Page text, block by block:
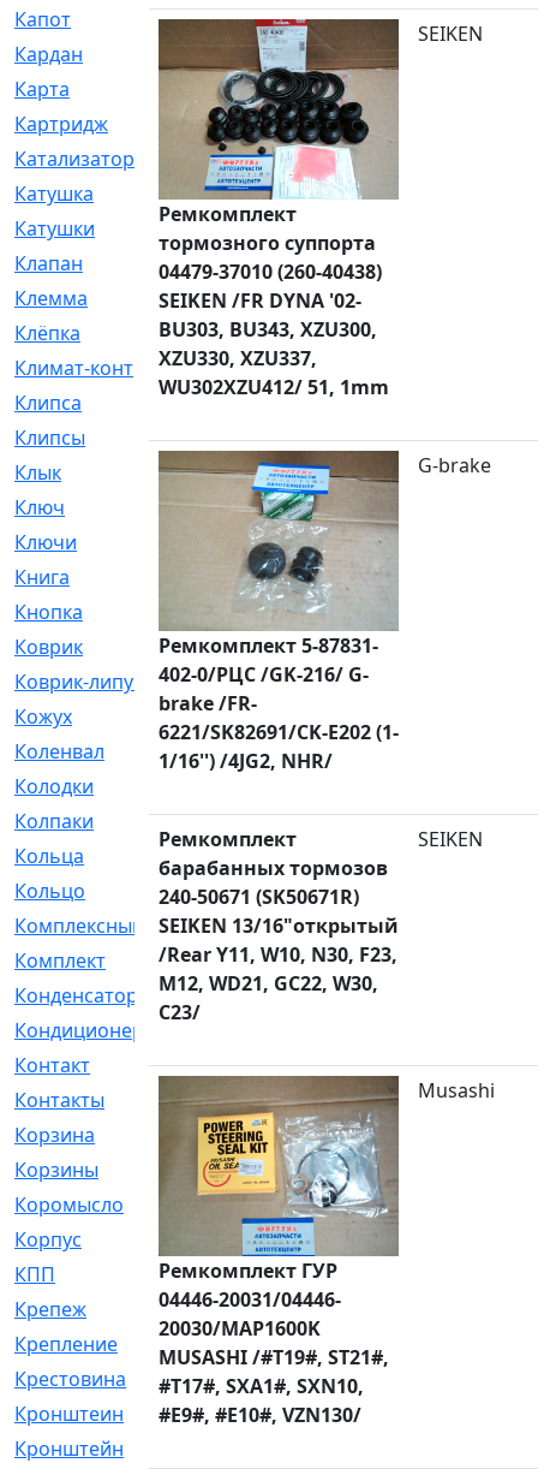
Капот
[144]
Кардан
[131]
Карта
[2]
Картридж
[250]
Катализатор
[1]
Катушка
[2]
Катушки
[291]
Клапан
[375]
Клемма
[5]
Клёпка
[2]
Климат-контроль
[3]
Клипса
[21]
Клипсы
[321]
Клык
[4]
Ключ
[2]
Ключи
[3]
Книга
[293]
Кнопка
[3]
Коврик
[1]
Коврик-липучка
[2]
Кожух
[4]
Коленвал
[38]
Колодки
Колпаки
[5]
Кольца
[1164]
Кольцо
[272]
Комплексный
[1]
Комплект
[196]
Конденсатор
[1]
Кондиционер
Контакт
[3]
Контакты
[4]
Корзина
[1]
Корзины
[159]
Коромысло
[6]
Корпус
[41]
КПП
[70]
Крепеж
[4]
Крепление
[23]
Крестовина
[309]
Кронштеин
[1]
Кронштейн
Ремкомплект
тормозного суппорта
04479-37010 (260-40438)
SEIKEN /FR DYNA '02-
BU303, BU343, XZU300,
XZU330, XZU337,
WU302XZU412/ 51, 1mm
SEIKEN
Ремкомплект 5-87831-
402-0/РЦС /GK-216/ G-
brake /FR-
6221/SK82691/CK-E202 (1-
1/16'') /4JG2, NHR/
G-brake
Ремкомплект
барабанных тормозов
240-50671 (SK50671R)
SEIKEN 13/16"открытый
/Rear Y11, W10, N30, F23,
M12, WD21, GC22, W30,
C23/
SEIKEN
Ремкомплект ГУР
04446-20031/04446-
20030/MAP1600K
MUSASHI /#T19#, ST21#,
#T17#, SXA1#, SXN10,
#E9#, #E10#, VZN130/
Musashi